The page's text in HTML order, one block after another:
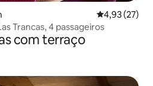
4,93 de uma
4,93 (27)
Trancas, 4 passageiros
com terraço